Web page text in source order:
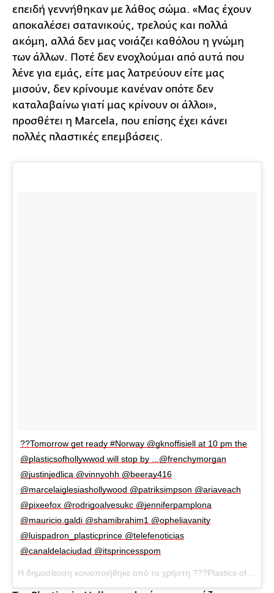
επειδή γεννήθηκαν με λάθος σώμα. «Μας έχουν
αποκαλέσει σατανικούς, τρελούς και πολλά
ακόμη, αλλά δεν μας νοιάζει καθόλου η γνώμη
των άλλων. Ποτέ δεν ενοχλούμαι από αυτά που
λένε για εμάς, είτε μας λατρεύουν είτε μας
μισούν, δεν κρίνουμε κανέναν οπότε δεν
καταλαβαίνω γιατί μας κρίνουν οι άλλοι»,
προσθέτει η Marcela, που επίσης έχει κάνει
πολλές πλαστικές επεμβάσεις.
??Tomorrow get ready #Norway @gknoffisiell at 10 pm the
@plasticsofhollywwod will stop by ...@frenchymorgan
@justinjedlica @vinnyohh @beeray416
@marcelaiglesiashollywood @patriksimpson @ariaveach
@pixeefox @rodrigoalvesukc @jenniferpamplona
@mauricio.galdi @shamibrahim1 @opheliavanity
@luispadron_plasticprince @telefenoticias
@canaldelaciudad @itsprincesspom
Η δημοσίευση κοινοποιήθηκε από το χρήστη ???Plastics of Hollywood??? (@plasticsofhollywood) στις